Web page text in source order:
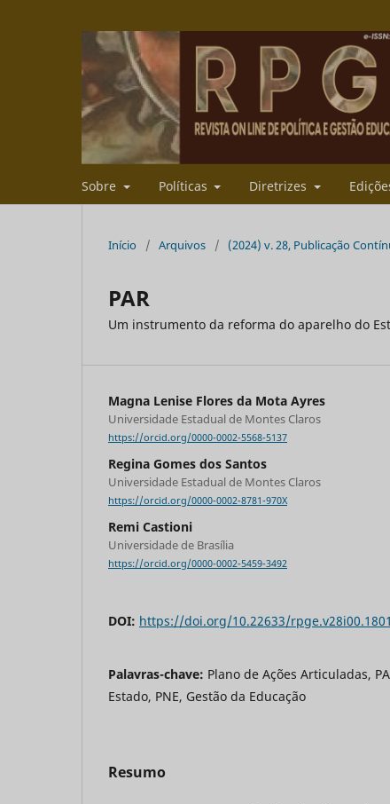
Sobre Políticas Diretrizes
Início / Arquivos / (2024) v. 28, Publicação
PAR
Um instrumento da reforma do aparelho do
Magna Lenise Flores da Mota Ayres
Universidade Estadual de Montes Claros
https://orcid.org/0000-0002-5568-5137
Regina Gomes dos Santos
Universidade Estadual de Montes Claros
https://orcid.org/0000-0002-8781-970X
Remi Castioni
Universidade de Brasília
https://orcid.org/0000-0002-5459-3492
DOI: https://doi.org/10.22633/
Palavras-chave: Plano de Ações Articuladas,
Estado, PNE, Gestão da Educação
Resumo